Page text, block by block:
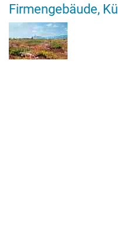
Firmengebäude,